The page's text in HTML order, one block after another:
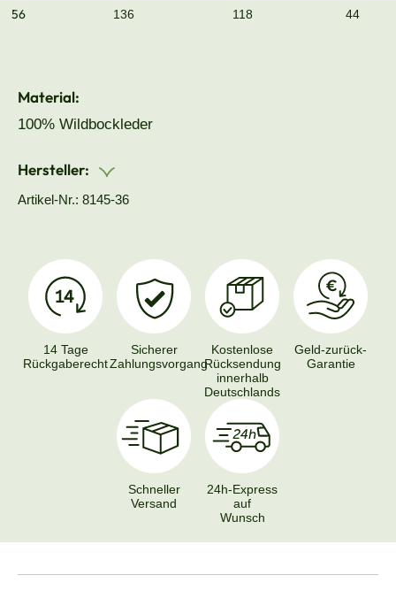
56 136 118 44
Material:
100% Wildbockleder
Hersteller:
Artikel-Nr.: 8145-36
14 Tage
Rückgaberecht
Sicherer
Zahlungsvorgang
Kostenlose
Rücksendung
innerhalb
Deutschlands
Geld-zurück-
Garantie
Schneller
Versand
24h-Express
auf
Wunsch